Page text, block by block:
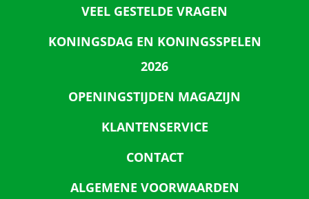
VEEL GESTELDE VRAGEN
KONINGSDAG EN KONINGSSPELEN
2026
OPENINGSTIJDEN MAGAZIJN
KLANTENSERVICE
CONTACT
ALGEMENE VOORWAARDEN